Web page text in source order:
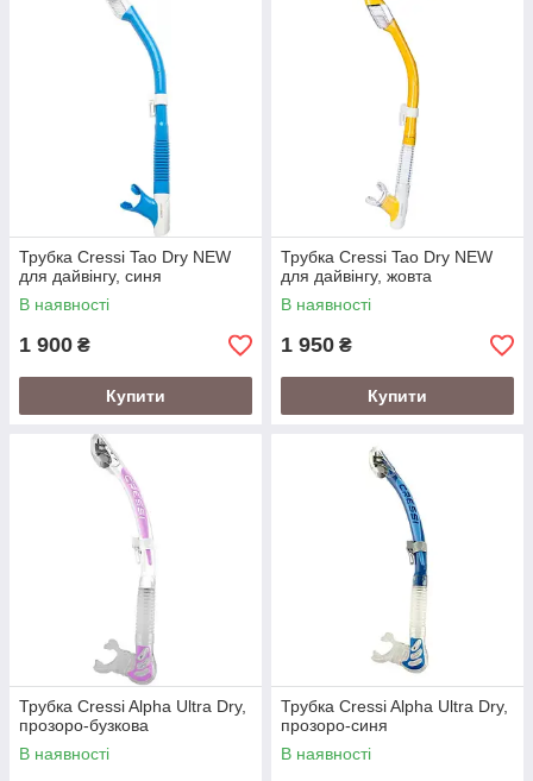
Трубка Cressi Tao Dry NEW
для дайвінгу, синя
В наявності
1 900 ₴
Купити
Трубка Cressi Tao Dry NEW
для дайвінгу, жовта
В наявності
1 950 ₴
Купити
Трубка Cressi Alpha Ultra Dry,
прозоро-бузкова
В наявності
Трубка Cressi Alpha Ultra Dry,
прозоро-синя
В наявності